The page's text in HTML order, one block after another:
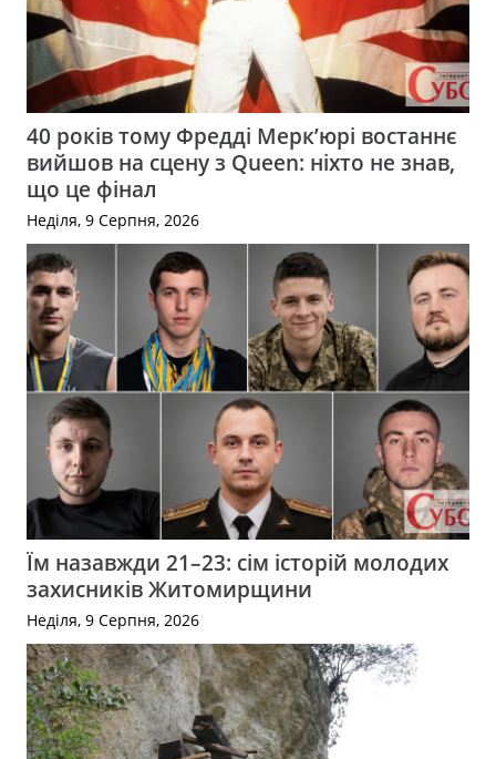
40 років тому Фредді Мерк’юрі востаннє
вийшов на сцену з Queen: ніхто не знав,
що це фінал
Неділя, 9 Серпня, 2026
Їм назавжди 21–23: сім історій молодих
захисників Житомирщини
Неділя, 9 Серпня, 2026